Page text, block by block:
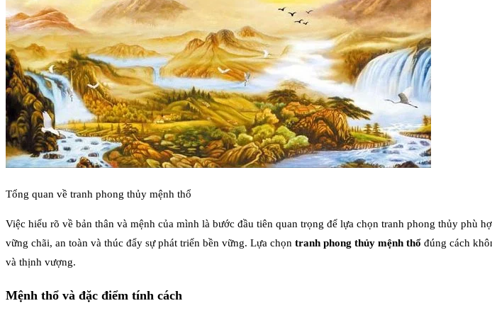
Tổng quan về tranh phong thủy mệnh thổ
Việc hiểu rõ về bản thân và mệnh của mình là bước đầu tiên quan trọng để lựa chọn tranh phong thủy
vững chãi, an toàn và thúc đẩy sự phát triển bền vững. Lựa chọn tranh phong thủy mệnh thổ đúng cách
và thịnh vượng.
Mệnh thổ và đặc điểm tính cách